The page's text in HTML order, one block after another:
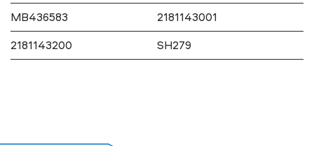
MB436583
2181143001
2181143200
SH279